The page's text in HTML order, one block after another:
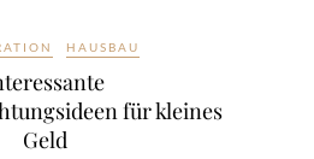
HAUSBAU
für kleines
Geld